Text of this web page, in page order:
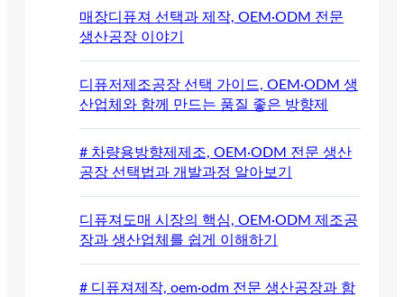
매장디퓨져 선택과 제작, OEM·ODM 전문
생산공장 이야기
디퓨저제조공장 선택 가이드, OEM·ODM 생
산업체와 함께 만드는 품질 좋은 방향제
# 차량용방향제제조, OEM·ODM 전문 생산
공장 선택법과 개발과정 알아보기
디퓨져도매 시장의 핵심, OEM·ODM 제조공
장과 생산업체를 쉽게 이해하기
# 디퓨져제작, oem·odm 전문 생산공장과 함